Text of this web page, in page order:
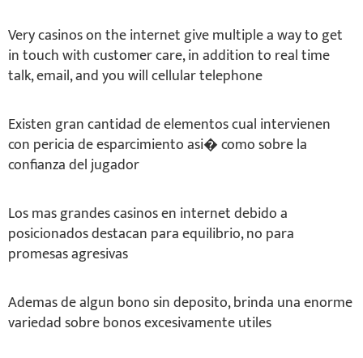
Very casinos on the internet give multiple a way to get
in touch with customer care, in addition to real time
talk, email, and you will cellular telephone
Existen gran cantidad de elementos cual intervienen
con pericia de esparcimiento asi� como sobre la
confianza del jugador
Los mas grandes casinos en internet debido a
posicionados destacan para equilibrio, no para
promesas agresivas
Ademas de algun bono sin deposito, brinda una enorme
variedad sobre bonos excesivamente utiles